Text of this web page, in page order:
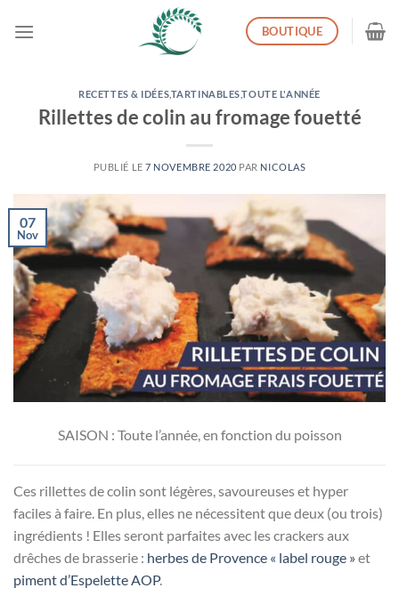
BOUTIQUE
RECETTES & IDÉESTARTINABLES,TOUTE L'ANNÉE
Rillettes de colin au fromage fouetté
PUBLIÉ LE7 NOVEMBRE 2020 PAR NICOLAS
07
Nov
SAISON : Toute l’année, en fonction du poisson
Ces rillettes de colin sont légères, savoureuses et hyper
faciles à faire. En plus, elles ne nécessitent que deux (ou trois)
ingrédients ! Elles seront parfaites avec les crackers aux
drêches de brasserie : herbes de Provence « label rouge »et
piment d’Espelette AOP.